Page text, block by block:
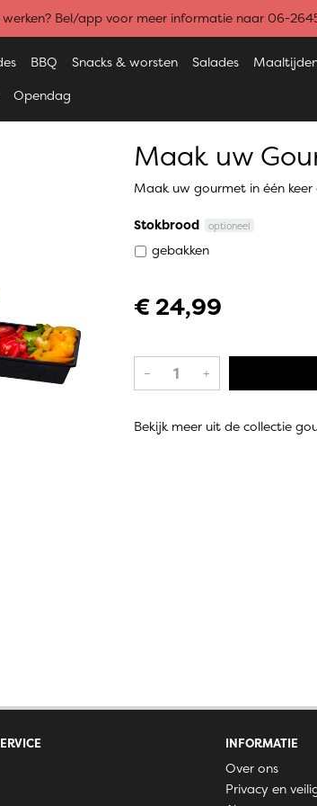
werken? Bel/app voor meer informatie naar 06-
BBQ Snacks & worsten Salades
Opendag
Maak uw
Maak uw gourmet in één
Stokbrood optioneel
gebakken
€ 24,99
– +
Bekijk meer uit de collectie
INFORMATIE
Over ons
Privacy en